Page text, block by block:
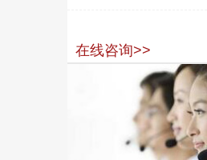
在线咨询>>